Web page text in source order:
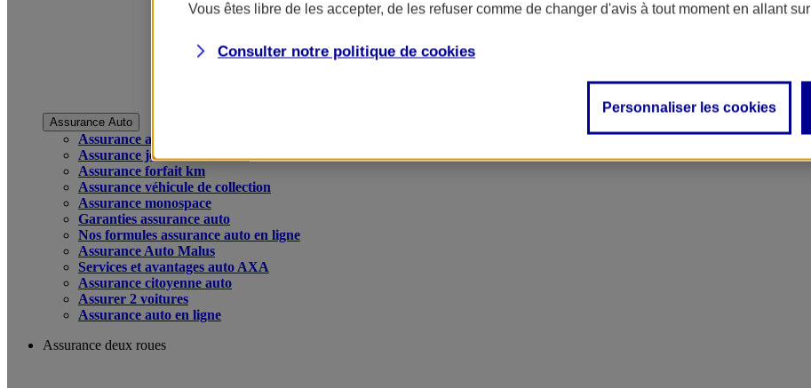
Assurance Auto
Assurance auto
Assurance jeune conducteur
Assurance forfait km
Assurance véhicule de collection
Assurance monospace
Garanties assurance auto
Nos formules assurance auto en ligne
Assurance Auto Malus
Services et avantages auto AXA
Assurance citoyenne auto
Assurer 2 voitures
Assurance auto en ligne
Assurance deux roues
Vous êtes libre de les accepter, de les refuser comme de changer d'avis à tout moment en allant sur
Consulter notre politique de cookies
Personnaliser les cookies